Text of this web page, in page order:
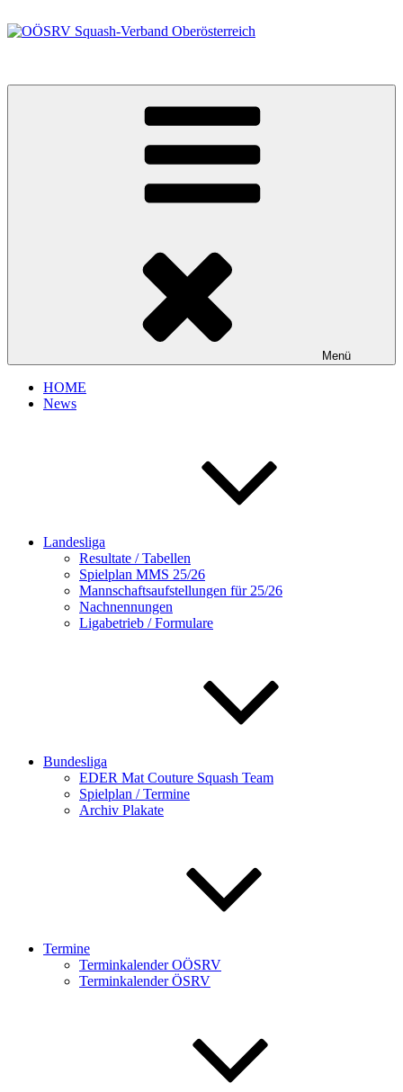
Inhalt
Menü
HOME
News
Landesliga
Resultate / Tabellen
Spielplan MMS 25/26
Mannschaftsaufstellungen für 25/26
Nachnennungen
Ligabetrieb / Formulare
Bundesliga
EDER Mat Couture Squash Team
Spielplan / Termine
Archiv Plakate
Termine
Terminkalender OÖSRV
Terminkalender ÖSRV